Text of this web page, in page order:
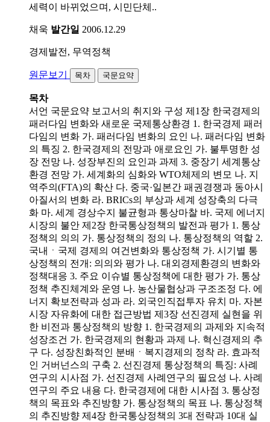
세력이 바뀌었으며, 시민단체..
채욱 발간일 2006.12.29
경제발전, 무역정책
원문보기 목차 국문요약
목차
서언 국문요약 보고서의 취지와 구성 제1장 한국경제의
패러다임 변화와 새로운 국제통상환경 1. 한국경제 패러
다임의 변화 가. 패러다임 변화의 요인 나. 패러다임 변화
의 특징 2. 한국경제의 전망과 애로요인 가. 불투명한 성
장 전망 나. 성장부진의 요인과 과제 3. 중장기 세계통상
환경 전망 가. 세계화의 심화와 WTO체제의 변모 나. 지
역주의(FTA)의 확산 다. 중국·일본간 패권경쟁과 동아시
아질서의 변화 라. BRICs의 부상과 세계 성장축의 다극
화 마. 세계 경상수지 불균형과 통상마찰 바. 국제 에너지
시장의 불안 제2장 한국통상정책의 발전과 평가 1. 통상
정책의 의의 가. 통상정책의 정의 나. 통상정책의 역할 2.
국내ㆍ국제 경제의 여건변화와 통상정책 가. 시기별 통
상정책의 전개: 의의와 평가 나. 대외경제환경의 변화와
정책대응 3. 주요 이슈별 통상정책에 대한 평가 가. 통상
정책 추진체계와 운영 나. 농산물협상과 구조조정 다. 에
너지 확보전략과 성과 라. 외국인직접투자 유치 마. 자본
시장 자유화에 대한 접근방법 제3장 선진경제 실현을 위
한 비전과 통상정책의 방향 1. 한국경제의 과제와 지속적
성장조건 가. 한국경제의 현황과 과제 나. 혁신경제의 추
구 다. 성장친화적인 분배ㆍ복지경제의 정착 라. 효과적
인 거버넌스의 구축 2. 선진경제 통상정책의 특징: 사례
연구의 시사점 가. 선진경제 사례연구의 필요성 나. 사례
연구의 주요 내용 다. 한국경제에 대한 시사점 3. 통상정
책의 목표와 추진방향 가. 통상정책의 목표 나. 통상정책
의 추진방향 제4장 한국통상정책의 3대 전략과 10대 실